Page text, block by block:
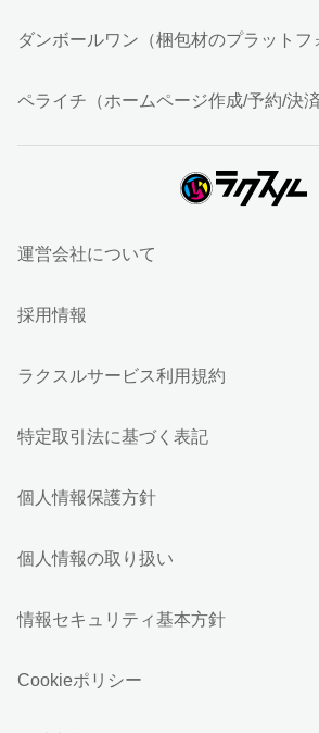
ダンボールワン（梱包材のプラットフ
ペライチ（ホームページ作成/予約/決済
運営会社について
採用情報
ラクスルサービス利用規約
特定取引法に基づく表記
個人情報保護方針
個人情報の取り扱い
情報セキュリティ基本方針
Cookieポリシー